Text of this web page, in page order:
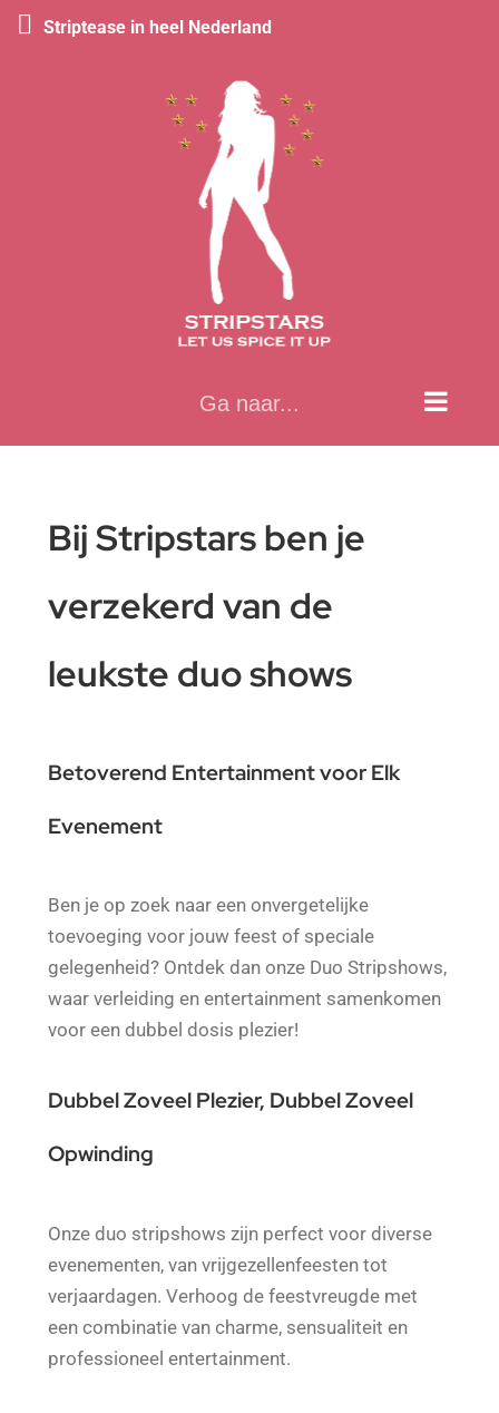
Ga naar...
Bij Stripstars ben je
verzekerd van de
leukste duo shows
Betoverend Entertainment voor Elk
Evenement
Ben je op zoek naar een onvergetelijke
toevoeging voor jouw feest of speciale
gelegenheid? Ontdek dan onze Duo Stripshows,
waar verleiding en entertainment samenkomen
voor een dubbel dosis plezier!
Dubbel Zoveel Plezier, Dubbel Zoveel
Opwinding
Onze duo stripshows zijn perfect voor diverse
evenementen, van vrijgezellenfeesten tot
verjaardagen. Verhoog de feestvreugde met
een combinatie van charme, sensualiteit en
professioneel entertainment.
Striptease in heel Nederland